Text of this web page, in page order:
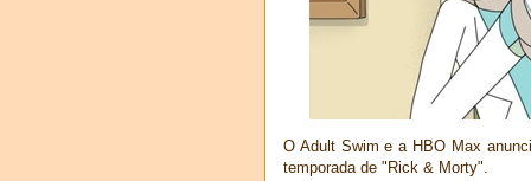
O Adult Swim e a HBO Max
temporada de "Rick & Morty".